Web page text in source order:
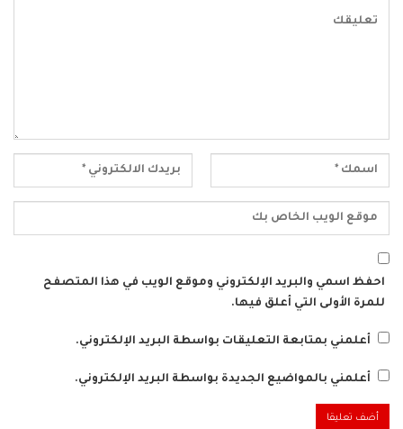
احفظ اسمي والبريد الإلكتروني وموقع الويب في هذا المتصفح
للمرة الأولى التي أعلق فيها.
أعلمني بمتابعة التعليقات بواسطة البريد الإلكتروني.
أعلمني بالمواضيع الجديدة بواسطة البريد الإلكتروني.